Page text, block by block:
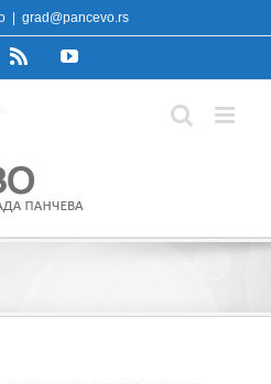
grad@pancevo.rs
Rss YouTube